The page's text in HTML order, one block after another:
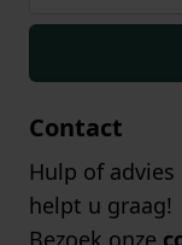
Contact
Hulp of
helpt u graag!
Bezoek onze